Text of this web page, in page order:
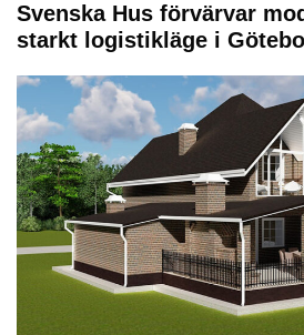
Svenska Hus förvärvar
starkt logistikläge i